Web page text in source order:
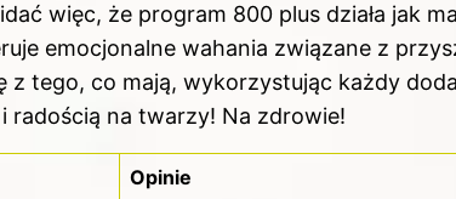
więc, że program 800 plus działa jak
emocjonalne wahania związane z
z tego, co mają, wykorzystując każdy
radością na twarzy! Na zdrowie!
Opinie